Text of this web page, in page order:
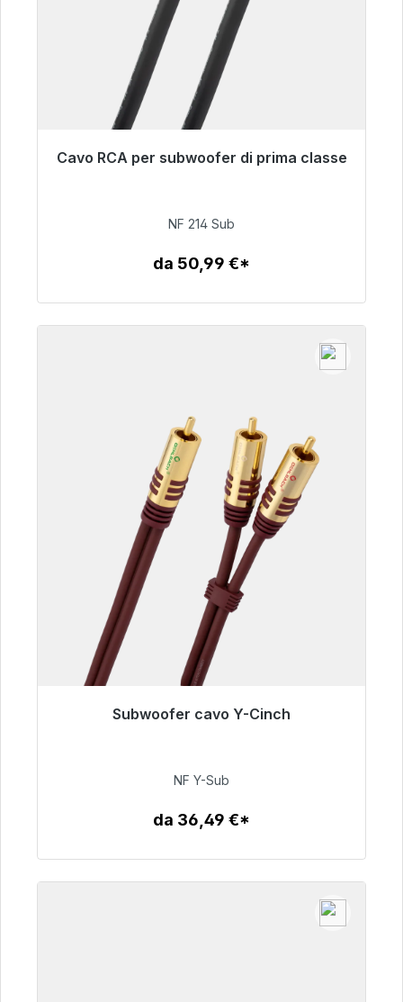
Cavo RCA per subwoofer di prima classe
Pronto per la spedizione immediata, tempo di
94,00 €
NF 214 Sub
da 50,99 €*
Subwoofer cavo Y-Cinch
Pronto per la spedizione immediata, tempo di
50,99 €
NF Y-Sub
da 36,49 €*